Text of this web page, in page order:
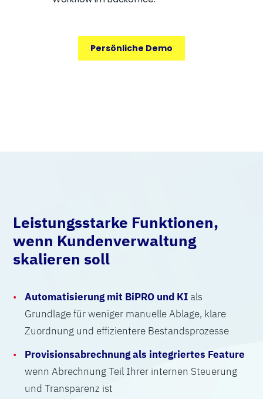
Persönliche Demo
Leistungsstarke Funktionen,
wenn Kundenverwaltung
skalieren soll
Automatisierung mit BiPRO und KI als
Grundlage für weniger manuelle Ablage, klare
Zuordnung und effizientere Bestandsprozesse
Provisionsabrechnung als integriertes Feature
wenn Abrechnung Teil Ihrer internen Steuerung
und Transparenz ist